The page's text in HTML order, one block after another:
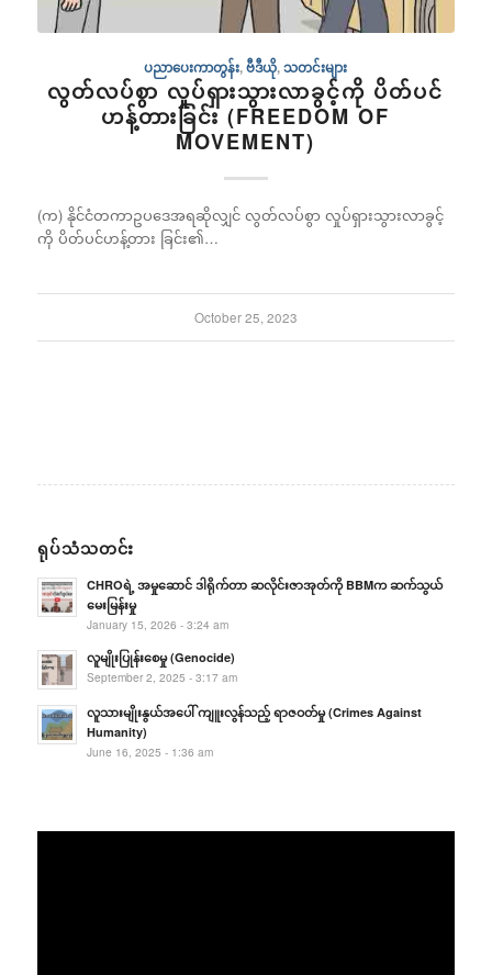
ပညာပေးကာတွန်း,ဗီဒီယို,သတင်းများ
လွတ်လပ်စွာ လှုပ်ရှားသွားလာခွင့်ကို ပိတ်ပင်
ဟန့်တားခြင်း (FREEDOM OF
MOVEMENT)
(က) နိုင်ငံတကာဥပဒေအရဆိုလျှင် လွတ်လပ်စွာ လှုပ်ရှားသွားလာခွင့်
ကို ပိတ်ပင်ဟန့်တား ခြင်း၏…
October 25, 2023
ရုပ်သံသတင်း
CHROရဲ့ အမှုဆောင် ဒါရိုက်တာ ဆလိုင်းဇာအုတ်ကို BBMက ဆက်သွယ်
မေးမြန်းမှု
January 15, 2026 - 3:24 am
လူမျိုးပြုန်းစေမှု (Genocide)
September 2, 2025 - 3:17 am
လူသားမျိုးနွယ်အပေါ် ကျူးလွန်သည့် ရာဇဝတ်မှု (Crimes Against
Humanity)
June 16, 2025 - 1:36 am